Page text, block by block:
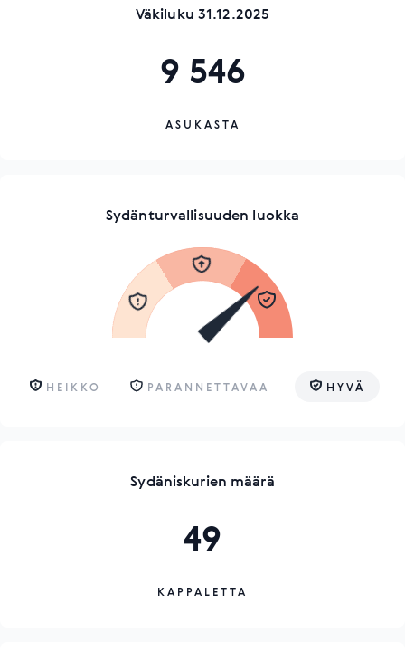
Väkiluku 31.12.2025
9 546
ASUKASTA
Sydänturvallisuuden luokka
HEIKKO PARANNETTAVAA HYVÄ
Sydäniskurien määrä
49
KAPPALETTA